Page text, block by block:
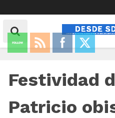
Festividad
Patricio